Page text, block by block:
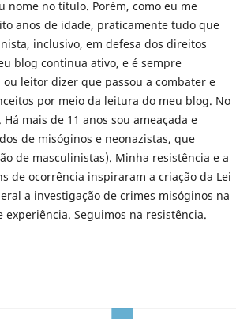
nome no título. Porém, como eu me
anos de idade, praticamente tudo que
inclusivo, em defesa dos direitos
blog continua ativo, e é sempre
leitor dizer que passou a combater e
por meio da leitura do meu blog. No
mais de 11 anos sou ameaçada e
de misóginos e neonazistas, que
de masculinistas). Minha resistência e a
de ocorrência inspiraram a criação da Lei
a investigação de crimes misóginos na
Seguimos na resistência.